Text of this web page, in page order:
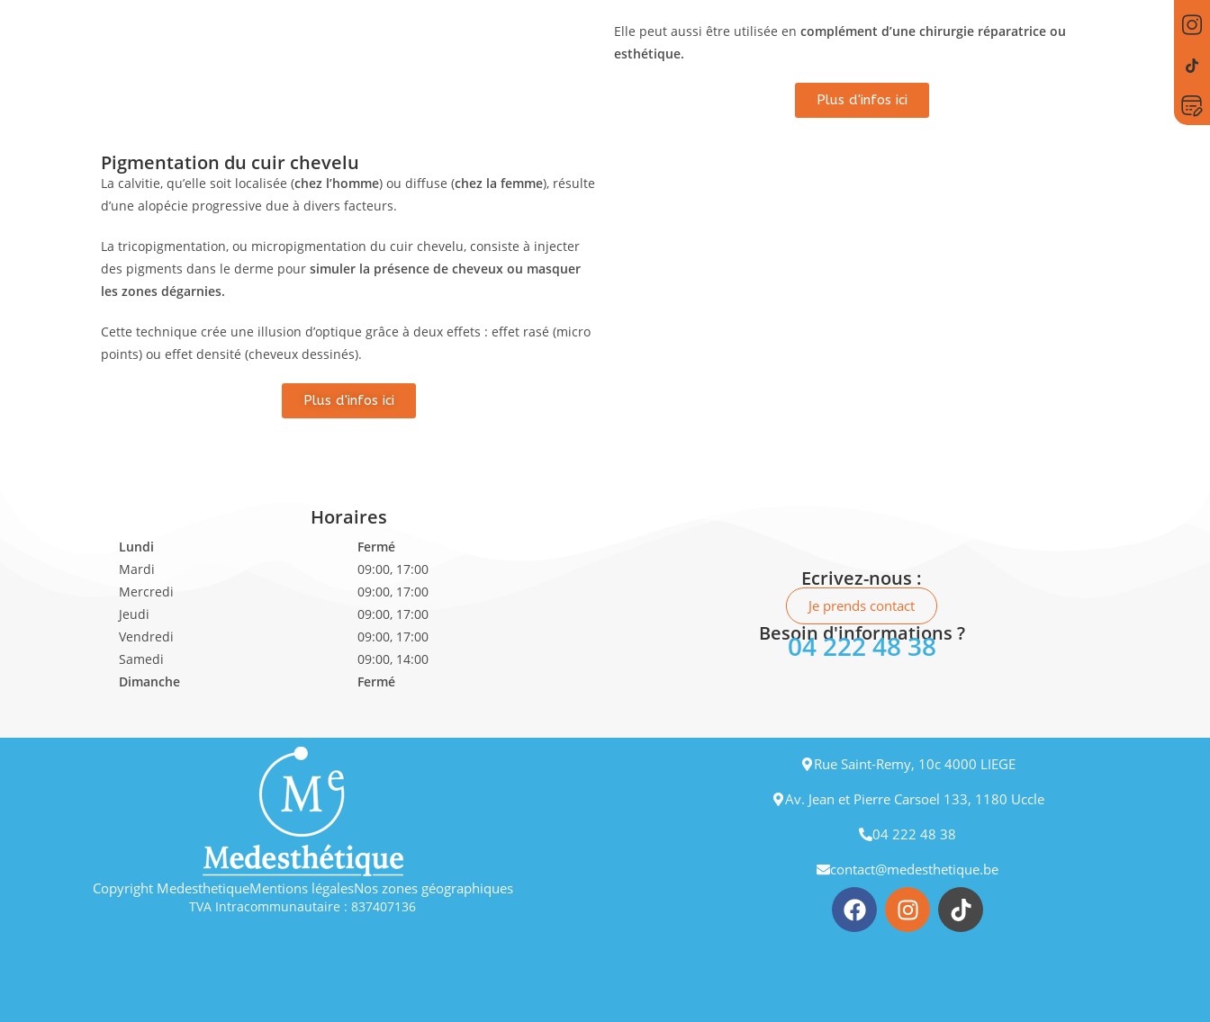
Elle peut aussi être utilisée en complément d’une chirurgie réparatrice ou
esthétique.
Plus d'infos ici
Pigmentation du cuir chevelu
La calvitie, qu’elle soit localisée (chez l’homme) ou diffuse (chez la femme), résulte
d’une alopécie progressive due à divers facteurs.
La tricopigmentation, ou micropigmentation du cuir chevelu, consiste à injecter
des pigments dans le derme pour simuler la présence de cheveux ou masquer
les zones dégarnies.
Cette technique crée une illusion d’optique grâce à deux effets : effet rasé (micro
points) ou effet densité (cheveux dessinés).
Plus d'infos ici
Horaires
Lundi
Mardi
Mercredi
Jeudi
Vendredi
Samedi
Dimanche
Fermé
09:00, 17:00
09:00, 17:00
09:00, 17:00
09:00, 17:00
09:00, 14:00
Fermé
Ecrivez-nous :
Je prends contact
Besoin d'informations ?
04 222 48 38
Copyright MedesthetiqueMentions légalesNos zones géographiques
TVA Intracommunautaire : 837407136
Rue Saint-Remy, 10c 4000 LIEGE
Av. Jean et Pierre Carsoel 133, 1180 Uccle
04 222 48 38
contact@medesthetique.be